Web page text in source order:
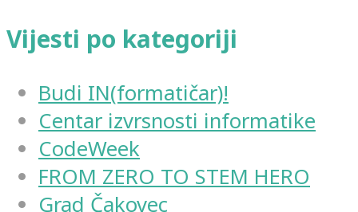
Vijesti po kategoriji
Budi IN(formatičar)!
Centar izvrsnosti informatike
CodeWeek
FROM ZERO TO STEM HERO
Grad Čakovec